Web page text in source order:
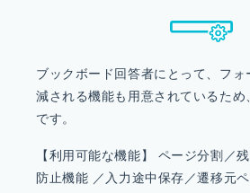
ブックボード回答者にとって、フ
減される機能も用意されているた
です。
【利用可能な機能】 ページ分割／
防止機能 ／入力途中保存／遷移元